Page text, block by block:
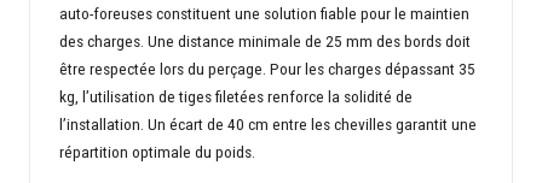
auto-foreuses constituent une solution fiable pour le maintien
des charges. Une distance minimale de 25 mm des bords doit
être respectée lors du perçage. Pour les charges dépassant 35
kg, l’utilisation de tiges filetées renforce la solidité de
l’installation. Un écart de 40 cm entre les chevilles garantit une
répartition optimale du poids.